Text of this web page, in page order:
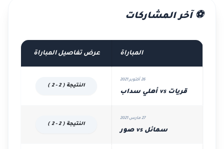
⚽ آخر المشاركات
المباراة عرض تفاصيل المباراة
26 أكتوبر 2021
قريات vs أهلي سداب
النتيجة ( 2 - 2 )
27 مارس 2021
سمائل vs صور
النتيجة ( 2 - 2 )